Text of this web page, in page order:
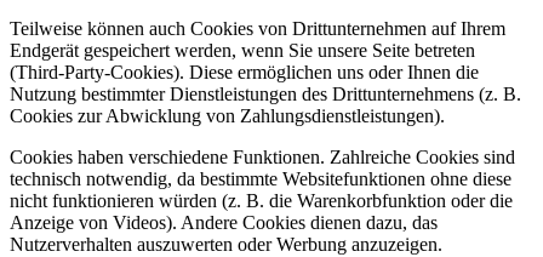
Teilweise können auch Cookies von Drittunternehmen auf Ihrem
Endgerät gespeichert werden, wenn Sie unsere Seite betreten
(Third-Party-Cookies). Diese ermöglichen uns oder Ihnen die
Nutzung bestimmter Dienstleistungen des Drittunternehmens (z. B.
Cookies zur Abwicklung von Zahlungsdienstleistungen).
Cookies haben verschiedene Funktionen. Zahlreiche Cookies sind
technisch notwendig, da bestimmte Websitefunktionen ohne diese
nicht funktionieren würden (z. B. die Warenkorbfunktion oder die
Anzeige von Videos). Andere Cookies dienen dazu, das
Nutzerverhalten auszuwerten oder Werbung anzuzeigen.